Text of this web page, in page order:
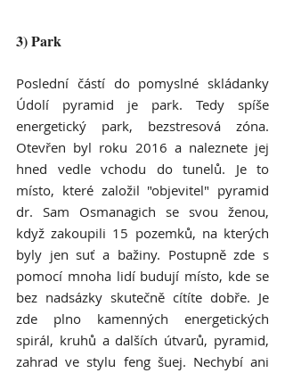
3) Park
Poslední částí do pomyslné skládanky
Údolí pyramid je park. Tedy spíše
energetický park, bezstresová zóna.
Otevřen byl roku 2016 a naleznete jej
hned vedle vchodu do tunelů. Je to
místo, které založil "objevitel" pyramid
dr. Sam Osmanagich se svou ženou,
když zakoupili 15 pozemků, na kterých
byly jen suť a bažiny. Postupně zde s
pomocí mnoha lidí budují místo, kde se
bez nadsázky skutečně cítíte dobře. Je
zde plno kamenných energetických
spirál, kruhů a dalších útvarů, pyramid,
zahrad ve stylu feng šuej. Nechybí ani